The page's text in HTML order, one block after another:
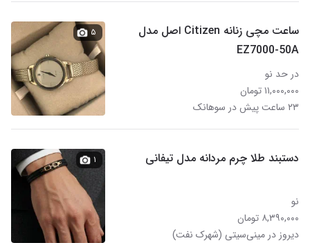
ساعت مچی زنانه Citizen اصل مدل
EZ7000-50A
در حد نو
۱۱,۰۰۰,۰۰۰ تومان
۲۳ ساعت پیش در سوهانک
۵
دستبند طلا چرم مردانه مدل تیفانی
نو
۸,۳۹۰,۰۰۰ تومان
دیروز در مینی‌سیتی (شهرک نفت)
۱